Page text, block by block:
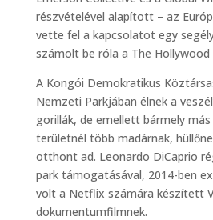
részvételével alapított – az
vette fel a kapcsolatot egy
számolt be róla a The Hollywood
A Kongói Demokratikus
Nemzeti Parkjában élnek a
gorillák, de emellett bármely
területnél több madárnak,
otthont ad. Leonardo DiCaprio
park támogatásával, 2014-ben
volt a Netflix számára készített
dokumentumfilmnek.